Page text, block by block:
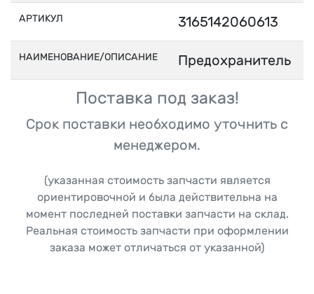
АРТИКУЛ 3165142060613
НАИМЕНОВАНИЕ/ОПИСАНИЕ Предохранитель
Поставка под заказ!
Срок поставки необходимо уточнить с
менеджером.
(указанная стоимость запчасти является
ориентировочной и была действительна на
момент последней поставки запчасти на склад.
Реальная стоимость запчасти при оформлении
заказа может отличаться от указанной)